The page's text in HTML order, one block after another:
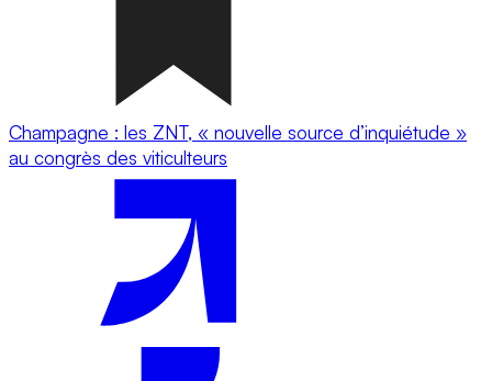
Champagne : les ZNT, « nouvelle source d’inquiétude »
au congrès des viticulteurs